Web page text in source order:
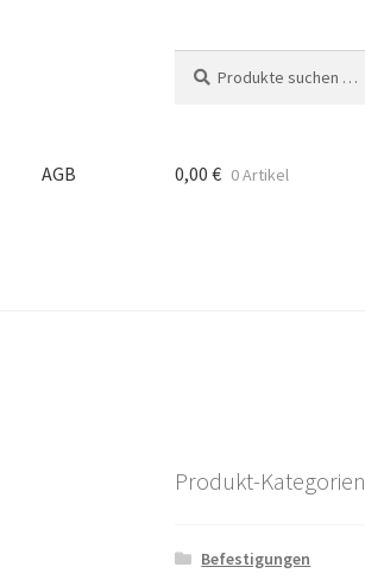
nach:
AGB 0,00 € 0 Artikel
Produkt-Kategorien
Befestigungen